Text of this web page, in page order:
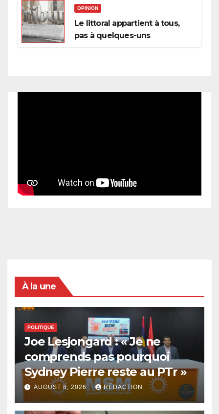
OPINION
Le littoral appartient à tous,
pas à quelques-uns
À la une
POLITIQUE
Joe Lesjongard : « Je ne
comprends pas pourquoi
Sydney Pierre reste au PTr »
AUGUST 8, 2026 RÉDACTION